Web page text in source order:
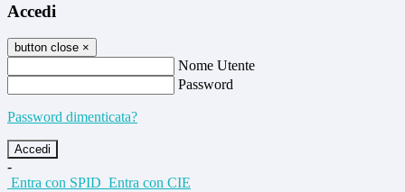
Accedi
button close ×
Nome Utente
Password
Password dimenticata?
-
Entra con SPID Entra con CIE